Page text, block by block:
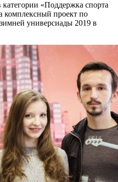
«Поддержка спорта
комплексный проект по
универсиады 2019 в